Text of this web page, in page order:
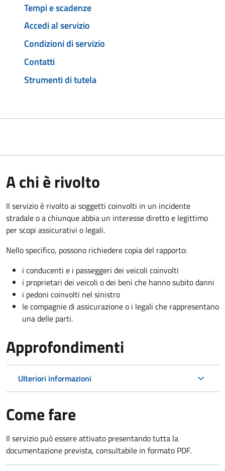
Tempi e scadenze
Accedi al servizio
Condizioni di servizio
Contatti
Strumenti di tutela
A chi è rivolto
Il servizio è rivolto ai soggetti coinvolti in un incidente
stradale o a chiunque abbia un interesse diretto e legittimo
per scopi assicurativi o legali.
Nello specifico, possono richiedere copia del rapporto:
i conducenti e i passeggeri dei veicoli coinvolti
i proprietari dei veicoli o dei beni che hanno subito danni
i pedoni coinvolti nel sinistro
le compagnie di assicurazione o i legali che rappresentano
una delle parti.
Approfondimenti
Ulteriori informazioni
Come fare
Il servizio può essere attivato presentando tutta la
documentazione prevista, consultabile in formato PDF.